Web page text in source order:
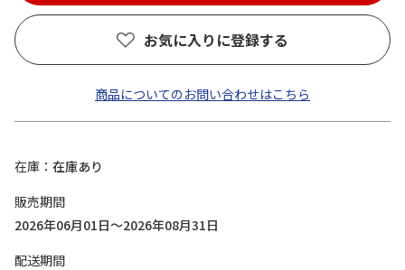
お気に入りに登録する
商品についてのお問い合わせはこちら
在庫
在庫あり
販売期間
2026年06月01日～2026年08月31日
配送期間